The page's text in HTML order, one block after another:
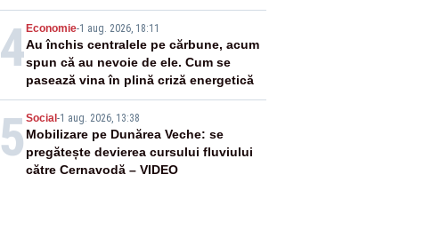
închide în 4 zile
4 Economie-1 aug. 2026, 18:11
Au închis centralele pe cărbune, acum
spun că au nevoie de ele. Cum se
pasează vina în plină criză energetică
5 Social -1 aug. 2026, 13:38
Mobilizare pe Dunărea Veche: se
pregătește devierea cursului fluviului
către Cernavodă – VIDEO